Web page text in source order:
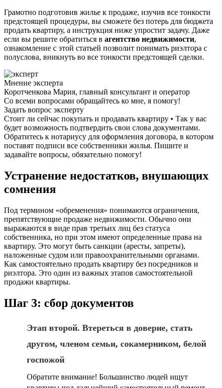
Грамотно подготовив жилье к продаже, изучив все тонкости
предстоящей процедуры, вы сможете без потерь для бюджета
продать квартиру, а инструкция ниже упростит задачу. Даже
если вы решите обратиться в агентство недвижимости,
ознакомление с этой статьей позволит понимать риэлтора с
полуслова, вникнуть во все тонкости предстоящей сделки.
Мнение эксперта
Коротченкова Мария, главный консультант и оператор
Со всеми вопросами обращайтесь ко мне, я помогу!
Задать вопрос эксперту
Стоит ли сейчас покупать и продавать квартиру • Так у вас
будет возможность подтвердить свои слова документами.
Обратитесь к нотариусу для оформления договора, в котором
поставят подписи все собственники жилья. Пишите и
задавайте вопросы, обязательно помогу!
Устранение недостатков, внушающих
сомнения
Под термином «обременения» понимаются ограничения,
препятствующие продаже недвижимости. Обычно они
выражаются в виде прав третьих лиц без статуса
собственника, но при этом имеют определенные права на
квартиру. Это могут быть санкции (аресты, запреты),
наложенные судом или правоохранительными органами.
Как самостоятельно продать квартиру без посредников и
риэлтора. Это один из важных этапов самостоятельной
продажи квартиры.
Шаг 3: сбор документов
Этап второй. Втереться в доверие, стать
другом, членом семьи, сокамерником, белой
госпожой
Обратите внимание! Большинство людей ищут